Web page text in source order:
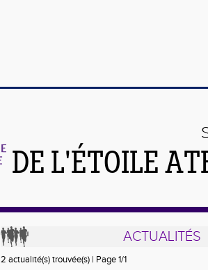
DE L'ÉTOILE
ACTUALITÉS
2 actualité(s) trouvée(s) | Page 1/1